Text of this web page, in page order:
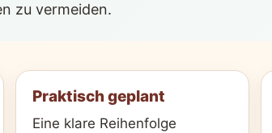
zu vermeiden.
Praktisch geplant
Eine klare Reihenfolge